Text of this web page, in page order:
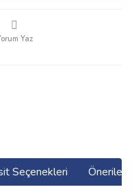
Yaz
Seçenekleri